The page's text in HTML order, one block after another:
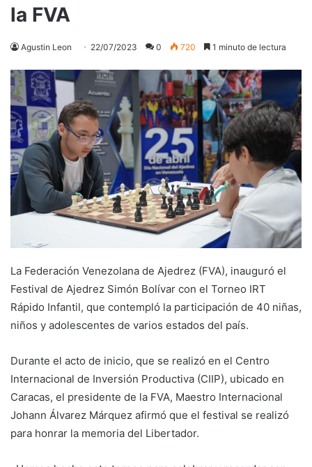
la FVA
Agustin Leon 22/07/2023 0 720 1 minuto de lectura
La Federación Venezolana de Ajedrez (FVA), inauguró el
Festival de Ajedrez Simón Bolívar con el Torneo IRT
Rápido Infantil, que contempló la participación de 40 niñas,
niños y adolescentes de varios estados del país.
Durante el acto de inicio, que se realizó en el Centro
Internacional de Inversión Productiva (CIIP), ubicado en
Caracas, el presidente de la FVA, Maestro Internacional
Johann Álvarez Márquez afirmó que el festival se realizó
para honrar la memoria del Libertador.